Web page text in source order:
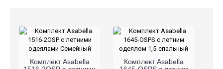
Комплект Asabella
Комплект Asabella